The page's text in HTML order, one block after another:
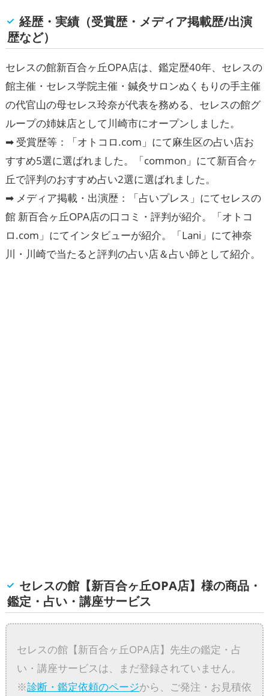
経歴・実績（受賞歴・メディア掲載歴/出演
歴など）
セレスの館新百合ヶ丘OPA店は、鑑定歴40年、セレスの
館主催・セレス学院主催・鍼灸サロンぬくもりの手主催
の代官山の母セレス玲奈が代表を務める、セレスの館グ
ループの姉妹店として川崎市にオープンしました。
➡ 受賞歴等：「オトコロ.com」にて麻生区の占い店お
すすめ5選に選ばれました。「common」にて新百合ヶ
丘で評判のおすすめ占い2選に選ばれました。
➡ メディア掲載・出演歴：「占いプレス」にてセレスの
館 新百合ヶ丘OPA店の口コミ・評判が紹介。「オトコ
ロ.com」にてインタビューが紹介。「Lani」にて神奈
川・川崎で当たると評判の占い店＆占い師として紹介。
セレスの館【新百合ヶ丘OPA店】様の商品・
鑑定・占い・講座サービス
セレスの館【新百合ヶ丘OPA店】先生の鑑定・占
い・講座サービスは、まだ登録されていません。
※診断・鑑定依頼のページから、ご発注・お見積依